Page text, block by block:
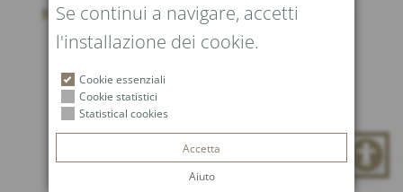
Bracciale Life Men’s
1.900,00€
Bracciale Pompei
1.490,00
Se continui a navigare, accetti
l'installazione dei cookie.
Cookie essenziali
Cookie statistici
Statistical cookies
Accetta
Aiuto